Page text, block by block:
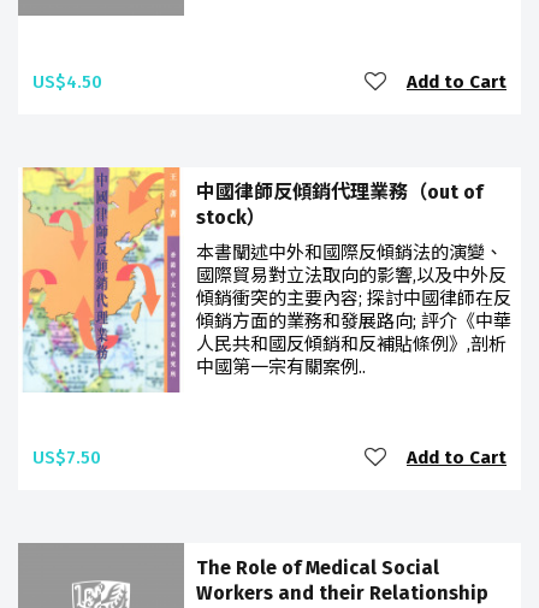
US$4.50 Add to Cart
中國律師反傾銷代理業務（out of
stock）
本書闡述中外和國際反傾銷法的演變、
國際貿易對立法取向的影響,以及中外反
傾銷衝突的主要內容; 探討中國律師在反
傾銷方面的業務和發展路向; 評介《中華
人民共和國反傾銷和反補貼條例》,剖析
中國第一宗有關案例..
US$7.50 Add to Cart
The Role of Medical Social
Workers and their Relationship